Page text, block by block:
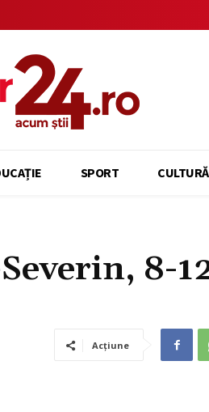
SPORT CULTURĂ
8-
Acțiune